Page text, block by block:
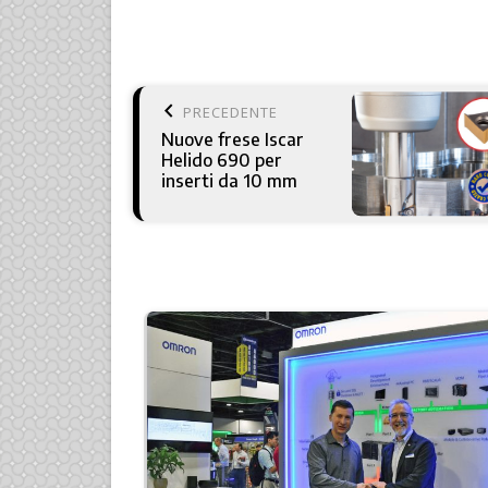
keyboard_arrow_left PRECEDENTE
Nuove frese Iscar
Helido 690 per
inserti da 10 mm